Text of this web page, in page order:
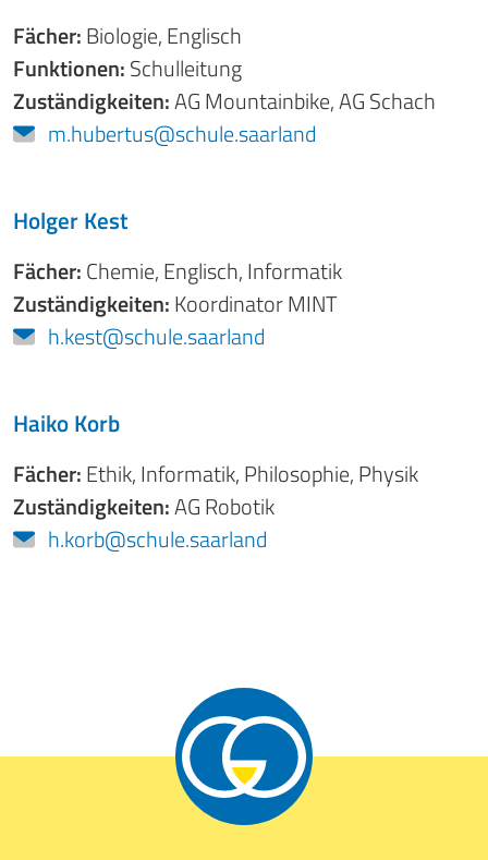
Fächer:Biologie,Englisch
Funktionen:Schulleitung
Zuständigkeiten:AG Mountainbike,AG Schach
m.hubertus@schule.saarland
Holger Kest
Fächer:Chemie,Englisch,Informatik
Zuständigkeiten:Koordinator MINT
h.kest@schule.saarland
Haiko Korb
Fächer:Ethik,Informatik,Philosophie,Physik
Zuständigkeiten:AG Robotik
h.korb@schule.saarland